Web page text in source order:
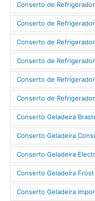
Conserto de
Conserto de
Conserto de
Conserto de
Conserto de
Conserto de
Conserto Geladeira
Conserto Geladeira
Conserto Geladeira
Conserto Geladeira
Conserto Geladeira